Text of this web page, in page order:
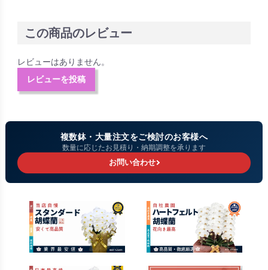
この商品のレビュー
レビューはありません。
レビューを投稿
複数鉢・大量注文をご検討のお客様へ
数量に応じたお見積り・納期調整を承ります
お問い合わせ